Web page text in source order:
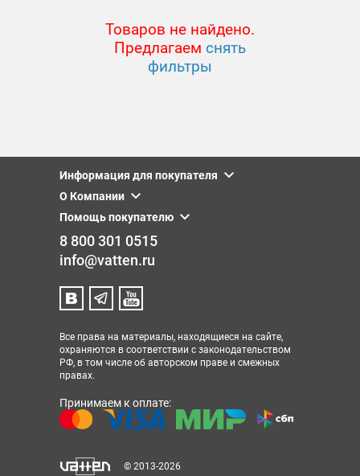
Товаров не найдено.
Предлагаем снять
фильтры
Информация для покупателя
О Компании
Помощь покупателю
8 800 301 0515
info@vatten.ru
Все права на материалы, находящиеся на сайте,
охраняются в соответствии с законодательством
РФ, в том числе об авторском праве и смежных
правах.
Принимаем к оплате:
© 2013-2026